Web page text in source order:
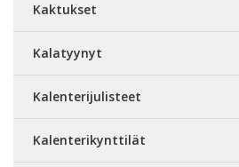
Kaktukset
Kalatyynyt
Kalenterijulisteet
Kalenterikynttilät